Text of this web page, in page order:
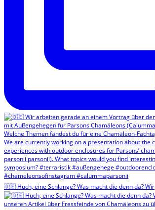
🇩🇪 Huch, eine Schlange? Was macht die denn da? Wir